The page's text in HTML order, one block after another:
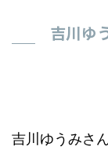
吉川ゆ
吉川ゆうみさ